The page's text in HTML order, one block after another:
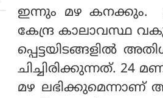
ഇന്നും മഴ കനക്കും.
കേന്ദ്ര കാലാവസ്ഥ
പ്പെട്ടയിടങ്ങളില്‍
ചിച്ചിരിക്കുന്നത്. 24
മഴ ലഭിക്കുമെന്നാണ്